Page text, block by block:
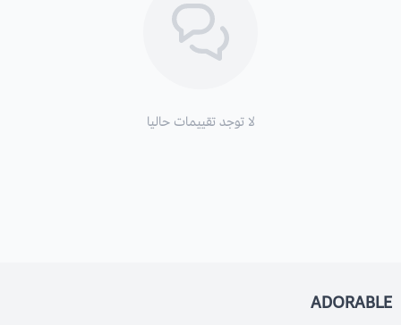
لا توجد تقييمات حاليا
ADORABLE